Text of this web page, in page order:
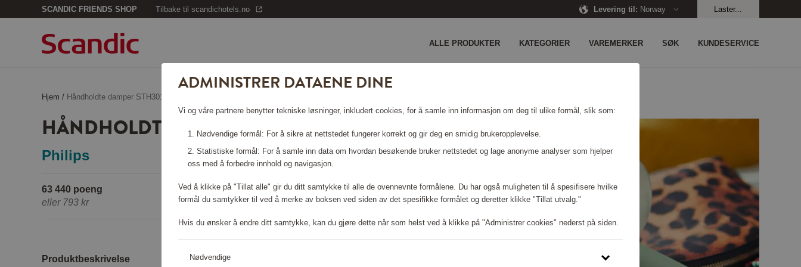
SCANDIC FRIENDS SHOP Tilbake til scandichotels.no Levering til: Norway Laster...
ALLE PRODUKTER KATEGORIER VAREMERKER SØK KUNDESERVICE
Hjem / Håndholdte damper STH3010/70
HÅNDHOLDTE DAMPER STH3010/70
Philips
63 440 poeng
eller 793 kr
Logg inn for å handle
Produktbeskrivelse
ADMINISTRER DATAENE DINE
Vi og våre partnere benytter tekniske løsninger, inkludert cookies, for å samle inn informasjon om deg til ulike formål, slik som:
Nødvendige formål: For å sikre at nettstedet fungerer korrekt og gir deg en smidig brukeropplevelse.
Statistiske formål: For å samle inn data om hvordan besøkende bruker nettstedet og lage anonyme analyser som hjelper
oss med å forbedre innhold og navigasjon.
Ved å klikke på "Tillat alle" gir du ditt samtykke til alle de ovennevnte formålene. Du har også muligheten til å spesifisere hvilke
formål du samtykker til ved å merke av boksen ved siden av det spesifikke formålet og deretter klikke "Tillat utvalg."
Hvis du ønsker å endre ditt samtykke, kan du gjøre dette når som helst ved å klikke på "Administrer cookies" nederst på siden.
Nødvendige